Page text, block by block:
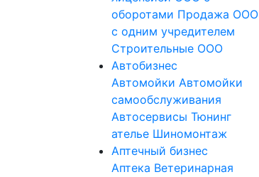
оборотами Продажа ООО
с одним учредителем
Строительные ООО
Автобизнес
Автомойки Автомойки
самообслуживания
Автосервисы Тюнинг
ателье Шиномонтаж
Аптечный бизнес
Аптека Ветеринарная